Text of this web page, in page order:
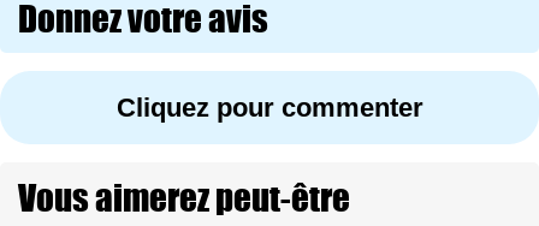
Donnez votre avis
Cliquez pour commenter
Vous aimerez peut-être